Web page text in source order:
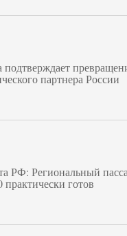
подтверждает
партнера России
РФ: Региональный
готов